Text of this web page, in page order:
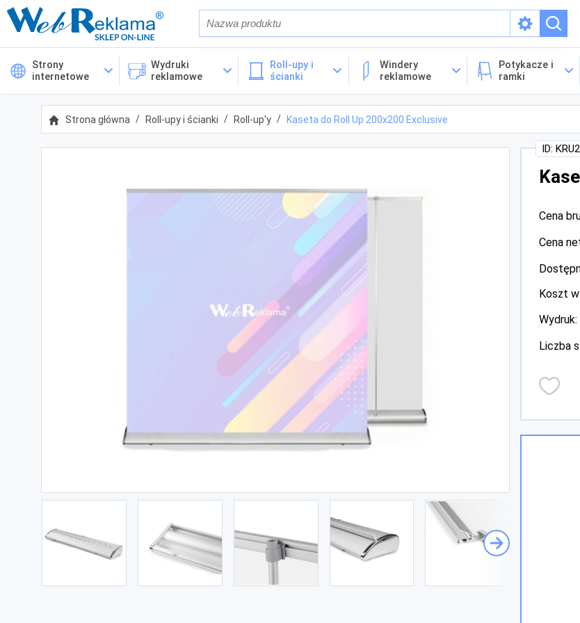
Również w opisach
Cena
Kategorie
Strony
internetowe
Wydruki
reklamowe
Roll-upy i
ścianki
Windery
reklamowe
Potykacze i
ramki
Strona główna Roll-upy i ścianki Roll-up'y Kaseta do Roll Up 200x200 Exclusive
ID:
Cena
Cena
Koszt
Wydruk:
Liczba